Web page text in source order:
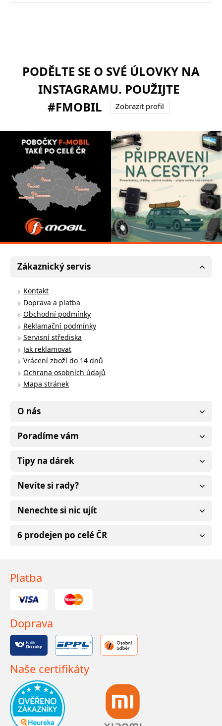
PODĚLTE SE O SVÉ ÚLOVKY NA
INSTAGRAMU. POUŽIJTE
#FMOBIL
Zobrazit profil
Zákaznický servis
Kontakt
Doprava a platba
Obchodní podmínky
Reklamační podmínky
Servisní střediska
Jak reklamovat
Vrácení zboží do 14 dnů
Ochrana osobních údajů
Mapa stránek
O nás
Poradíme vám
Tipy na dárek
Nevíte si rady?
Nenechte si nic ujít
6 prodejen po celé ČR
Platba
Doprava
Naše certifikáty